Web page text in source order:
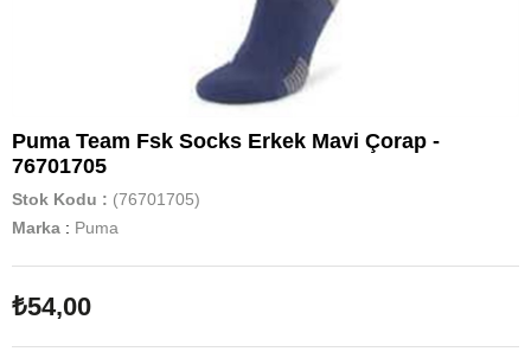
Puma Team Fsk Socks Erkek Mavi Çorap -
76701705
Stok Kodu
(76701705)
Marka : Puma
₺54,00